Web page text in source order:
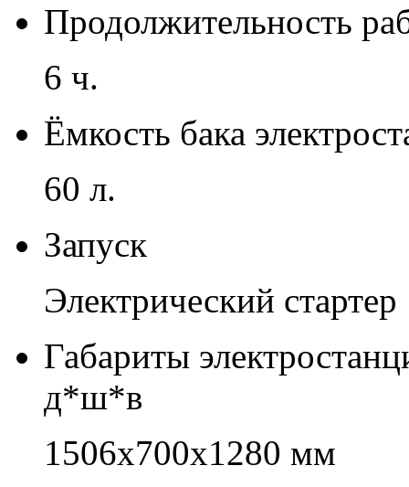
Продолжительность
6 ч.
Ёмкость бака
60 л.
Запуск
Электрический стартер
Габариты
д*ш*в
1506х700х1280 мм